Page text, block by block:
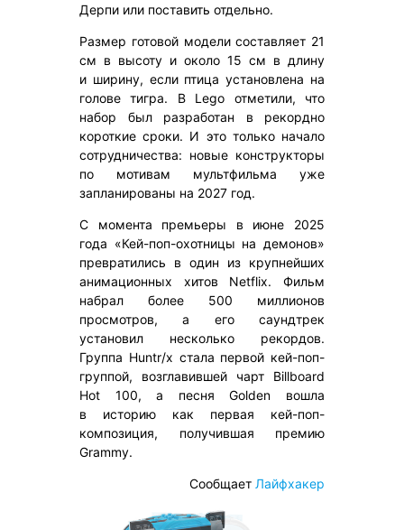
Дерпи или поставить отдельно.
Размер готовой модели составляет 21
см в высоту и около 15 см в длину
и ширину, если птица установлена на
голове тигра. В Lego отметили, что
набор был разработан в рекордно
короткие сроки. И это только начало
сотрудничества: новые конструкторы
по мотивам мультфильма уже
запланированы на 2027 год.
С момента премьеры в июне 2025
года «Кей-поп-охотницы на демонов»
превратились в один из крупнейших
анимационных хитов Netflix. Фильм
набрал более 500 миллионов
просмотров, а его саундтрек
установил несколько рекордов.
Группа Huntr/x стала первой кей-поп-
группой, возглавившей чарт Billboard
Hot 100, а песня Golden вошла
в историю как первая кей-поп-
композиция, получившая премию
Grammy.
Сообщает Лайфхакер